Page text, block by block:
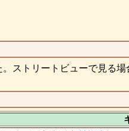
ストリートビューで見る